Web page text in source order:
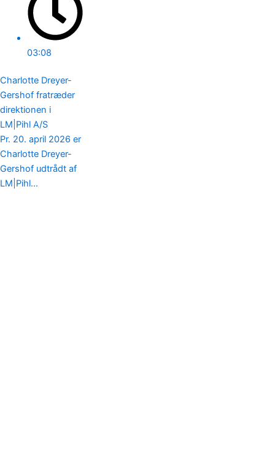
03:08
Charlotte Dreyer-
Gershof fratræder
direktionen i
LM|Pihl A/S
Pr. 20. april 2026 er
Charlotte Dreyer-
Gershof udtrådt af
LM|Pihl...